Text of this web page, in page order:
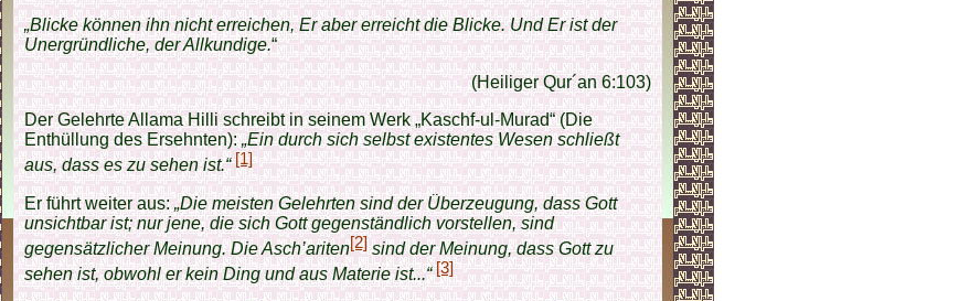
„Blicke können ihn nicht erreichen, Er aber erreicht die Blicke. Und Er ist der
Unergründliche, der Allkundige.“
(Heiliger Qur´an 6:103)
Der Gelehrte Allama Hilli schreibt in seinem Werk „Kaschf-ul-Murad“ (Die
Enthüllung des Ersehnten):„Ein durch sich selbst existentes Wesen schließt
aus, dass es zu sehen ist.“ [1]
Er führt weiter aus:„Die meisten Gelehrten sind der Überzeugung, dass Gott
unsichtbar ist; nur jene, die sich Gott gegenständlich vorstellen, sind
gegensätzlicher Meinung. Die Asch’ariten[2]sind der Meinung, dass Gott zu
sehen ist, obwohl er kein Ding und aus Materie ist...“[3]